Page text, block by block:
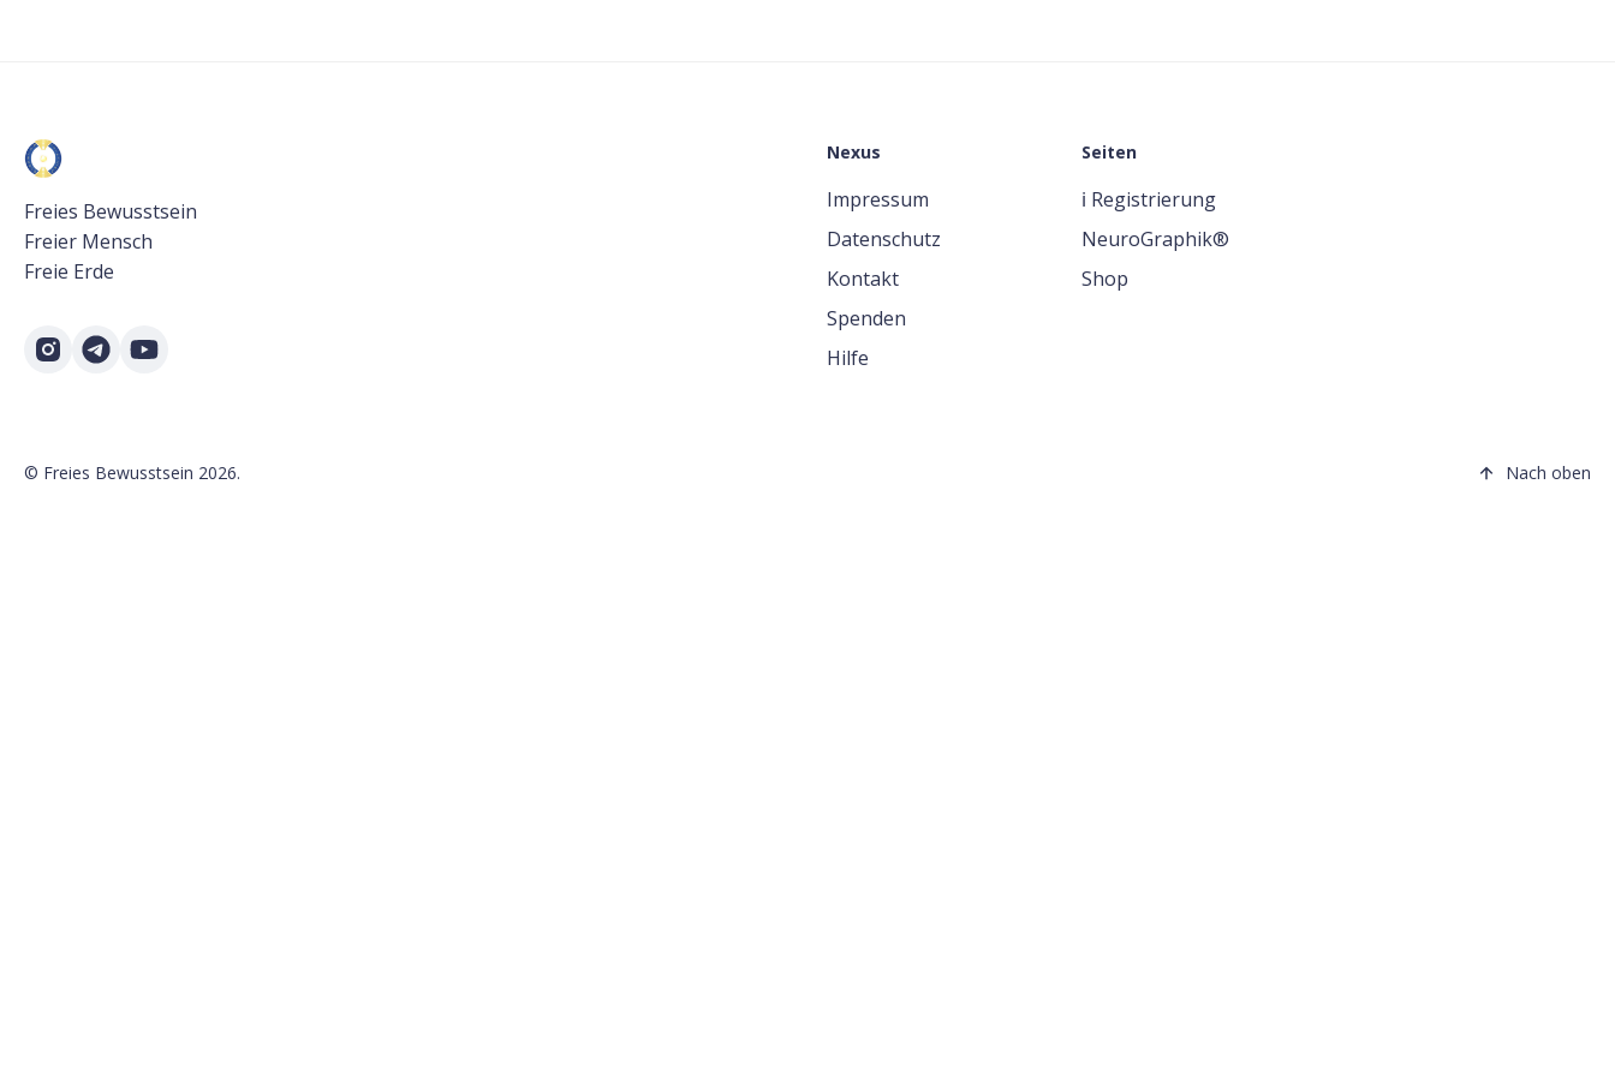
Freies Bewusstsein
Freier Mensch
Freie Erde
Nexus
Impressum
Datenschutz
Kontakt
Spenden
Hilfe
Seiten
ℹ️ Registrierung
NeuroGraphik®
Shop
© Freies Bewusstsein 2026. Nach oben